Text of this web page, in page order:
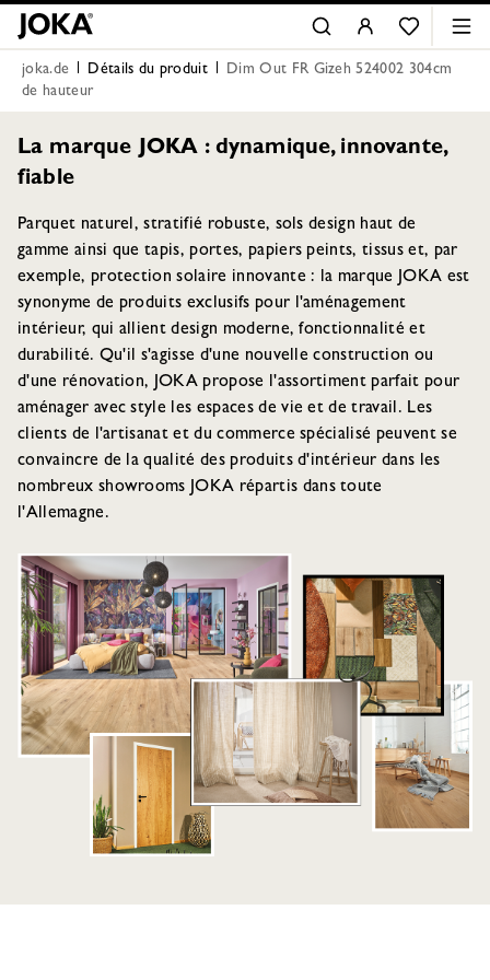
joka.de Détails du produit
Dim Out FR Gizeh 524002 304cm
de hauteur
La marque JOKA : dynamique, innovante,
fiable
Parquet naturel, stratifié robuste, sols design haut de
gamme ainsi que tapis, portes, papiers peints, tissus et, par
exemple, protection solaire innovante : la marque JOKA est
synonyme de produits exclusifs pour l'aménagement
intérieur, qui allient design moderne, fonctionnalité et
durabilité. Qu'il s'agisse d'une nouvelle construction ou
d'une rénovation, JOKA propose l'assortiment parfait pour
aménager avec style les espaces de vie et de travail. Les
clients de l'artisanat et du commerce spécialisé peuvent se
convaincre de la qualité des produits d'intérieur dans les
nombreux showrooms JOKA répartis dans toute
l'Allemagne.